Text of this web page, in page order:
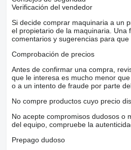
Verificación del vendedor
Si decide comprar maquinaria a un
el propietario de la maquinaria. Una
comentarios y sugerencias para que
Comprobación de precios
Antes de confirmar una compra,
que le interesa es mucho menor
o a un intento de fraude por parte
No compre productos cuyo precio
No acepte compromisos dudosos o
del equipo, compruebe la
Prepago dudoso